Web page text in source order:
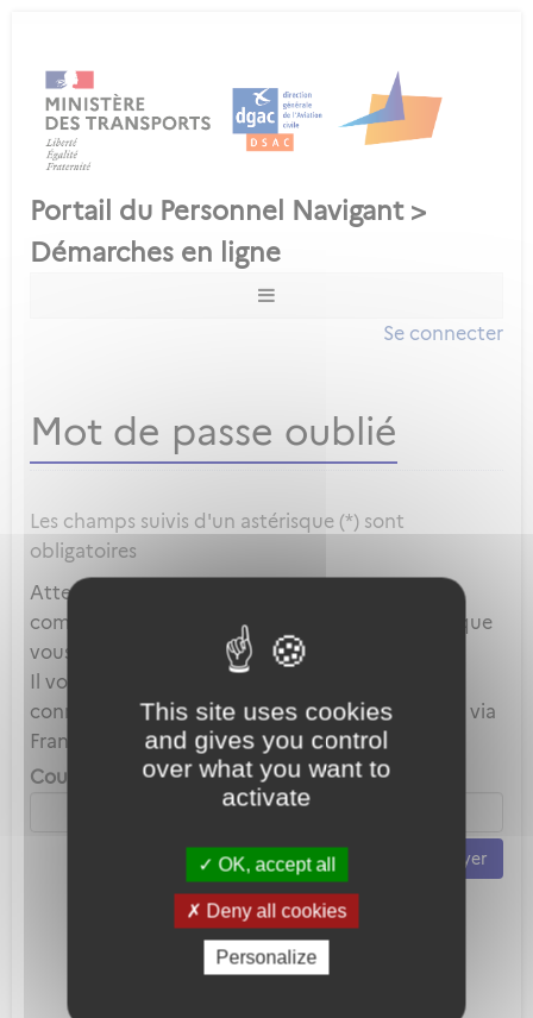
This site uses cookies
and gives you control
over what you want to
activate
OK, accept all
Deny all cookies
Personalize
Se connecter
Mot de passe oublié
Les champs suivis d'un astérisque (*) sont
obligatoires
Attention, ce mot de passe est celui de votre
compte local et en aucun cas celui du compte que
vous utilisez au travers de FranceConnect.
Il vous servira uniquement lorsque vous vous
connecterez avec votre adresse mail plutôt que via
FranceConnect.
Courriel *
Envoyer